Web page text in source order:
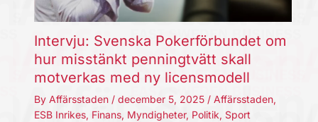
Intervju: Svenska Pokerförbundet om
hur misstänkt penningtvätt skall
motverkas med ny licensmodell
By Affärsstaden / december 5, 2025 / Affärsstaden,
ESB Inrikes, Finans, Myndigheter, Politik, Sport